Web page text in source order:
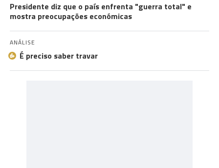
Presidente diz que o país enfrenta "guerra total" e
mostra preocupações económicas
ANÁLISE
É preciso saber travar